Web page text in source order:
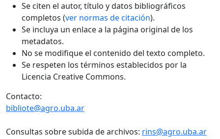
Se citen el autor, título y datos bibliográficos
completos (ver normas de citación).
Se incluya un enlace a la página original de los
metadatos.
No se modifique el contenido del texto completo.
Se respeten los términos establecidos por la
Licencia Creative Commons.
Contacto:
bibliote@agro.uba.ar
Consultas sobre subida de archivos: rins@agro.uba.ar